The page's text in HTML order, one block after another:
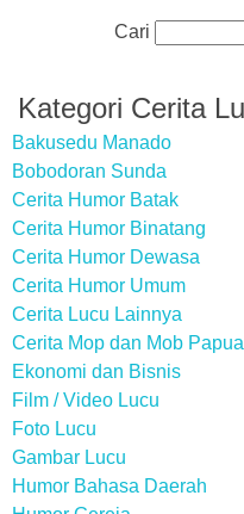
Cari
Kategori Cerita
Bakusedu Manado
Bobodoran Sunda
Cerita Humor Batak
Cerita Humor Binatang
Cerita Humor Dewasa
Cerita Humor Umum
Cerita Lucu Lainnya
Cerita Mop dan Mob Papua
Ekonomi dan Bisnis
Film / Video Lucu
Foto Lucu
Gambar Lucu
Humor Bahasa Daerah